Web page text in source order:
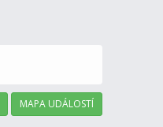
MAPA UDÁLOSTÍ